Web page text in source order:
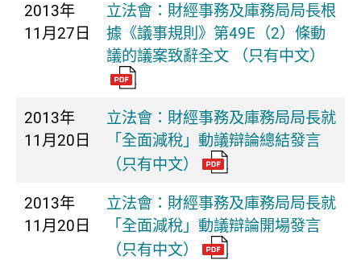
2013年
11月27日
立法會：財經事務及庫務局局長根
據《議事規則》第49E（2）條動
議的議案致辭全文 （只有中文）
2013年
11月20日
立法會：財經事務及庫務局局長就
「全面減稅」動議辯論總結發言
（只有中文）
2013年
11月20日
立法會：財經事務及庫務局局長就
「全面減稅」動議辯論開場發言
（只有中文）